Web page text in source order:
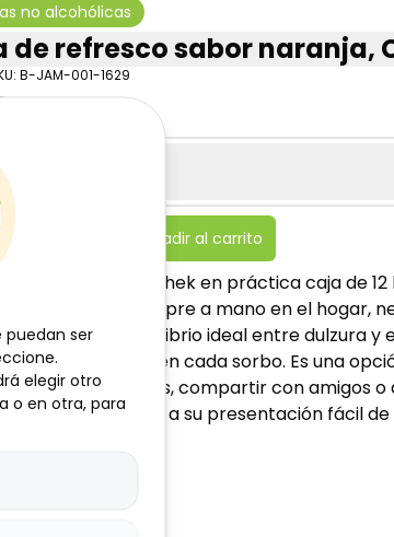
no alcohólicas
de refresco sabor naranja,
B-JAM-001-1629
Añadir al carrito
sabor naranja Chek en práctica caja de
para tener siempre a mano en el hogar,
a cola, con el equilibrio ideal entre dulzura y
refrescante en cada sorbo. Es una
comidas, compartir con amigos
del día, gracias a su presentación fácil
puedan ser
elegir otro
o en otra, para
puedan ser
elegir otro
o en otra, para